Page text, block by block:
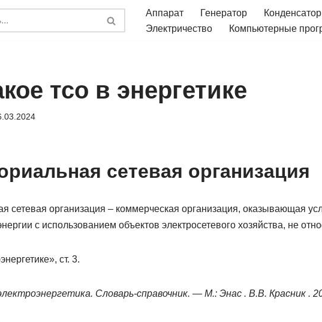
Аппарат Генератор Конденсатор
Электричество
Компьютерные
тсо в энергетике
сетевая организация
сетевая организация – коммерческая организация, оказывающая
с использованием объектов электросетевого хозяйства, не
ст. 3.
Словарь-справочник. — М.: Энас . В.В. Красник .